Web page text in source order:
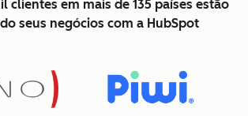
clientes em mais de 135 países estão
seus negócios com a HubSpot